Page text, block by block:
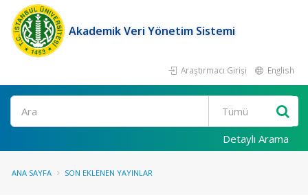
Akademik Veri Yönetim Sistemi
Araştırmacı Girişi English
Ara
Detaylı Arama
ANA SAYFA SON EKLENEN YAYINLAR